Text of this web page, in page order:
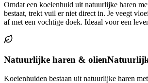
Omdat een koeienhuid uit natuurlijke haren
bestaat, trekt vuil er niet direct in. Je veegt
af met een vochtige doek. Ideaal voor een
Natuurlijke haren & olien
Koeienhuiden bestaan uit natuurlijke haren